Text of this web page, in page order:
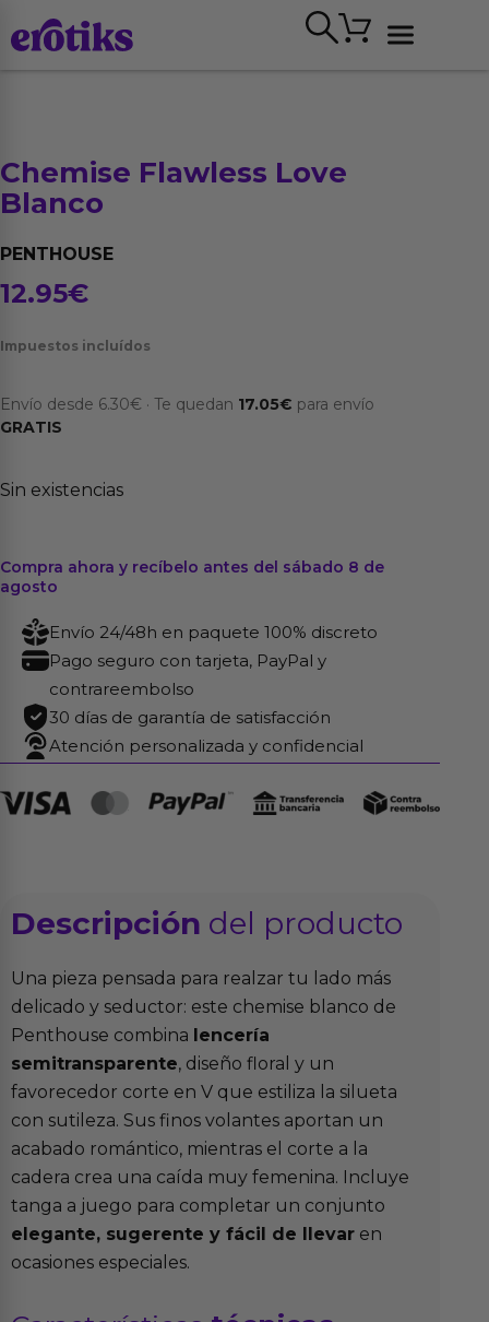
al
Carrito
Chemise Flawless Love
Blanco
PENTHOUSE
12.95€
Impuestos incluídos
Envío desde 6.30€ · Te quedan 17.05€ para envío
GRATIS
Sin existencias
Compra ahora y recíbelo antes del sábado 8 de
agosto
Envío 24/48h en paquete 100% discreto
Pago seguro con tarjeta, PayPal y
contrareembolso
30 días de garantía de satisfacción
Atención personalizada y confidencial
Descripción del producto
Una pieza pensada para realzar tu lado más
delicado y seductor: este chemise blanco de
Penthouse combina lencería
semitransparente, diseño floral y un
favorecedor corte en V que estiliza la silueta
con sutileza. Sus finos volantes aportan un
acabado romántico, mientras el corte a la
cadera crea una caída muy femenina. Incluye
tanga a juego para completar un conjunto
elegante, sugerente y fácil de llevar en
ocasiones especiales.